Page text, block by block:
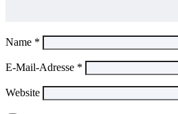
Name *
E-Mail-Adresse *
Website